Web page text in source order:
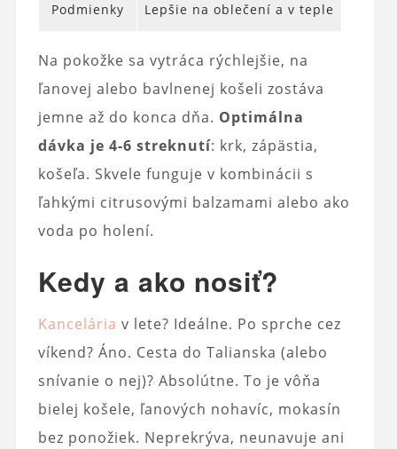
Podmienky Lepšie na oblečení a v teple
Na pokožke sa vytráca rýchlejšie, na
ľanovej alebo bavlnenej košeli zostáva
jemne až do konca dňa. Optimálna
dávka je 4-6 streknutí: krk, zápästia,
košeľa. Skvele funguje v kombinácii s
ľahkými citrusovými balzamami alebo ako
voda po holení.
Kedy a ako nosiť?
Kancelária v lete? Ideálne. Po sprche cez
víkend? Áno. Cesta do Talianska (alebo
snívanie o nej)? Absolútne. To je vôňa
bielej košele, ľanových nohavíc, mokasín
bez ponožiek. Neprekrýva, neunavuje ani